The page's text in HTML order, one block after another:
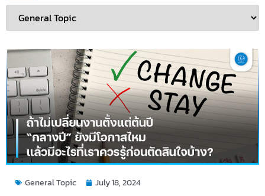
General Topic July 18, 2024